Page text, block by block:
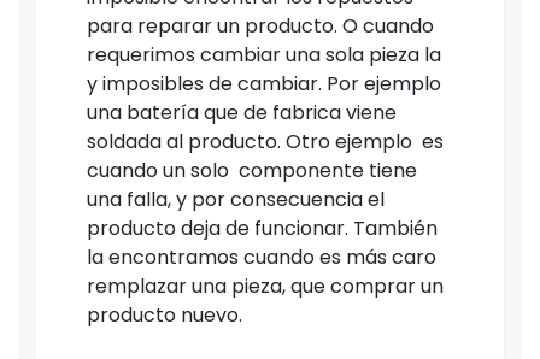
para reparar un producto. O cuando
requerimos cambiar una sola pieza la
y imposibles de cambiar. Por ejemplo
una batería que de fabrica viene
soldada al producto. Otro ejemplo es
cuando un solo componente tiene
una falla, y por consecuencia el
producto deja de funcionar. También
la encontramos cuando es más caro
remplazar una pieza, que comprar un
producto nuevo.